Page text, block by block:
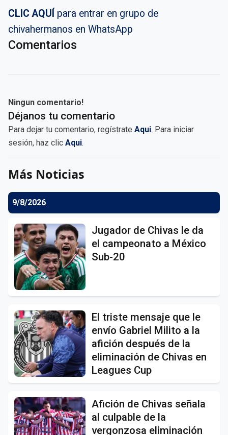
CLIC AQUÍ para entrar en grupo de
chivahermanos en WhatsApp
Comentarios
Ningun comentario!
Déjanos tu comentario
Para dejar tu comentario, regístrate Aqui. Para iniciar
sesión, haz clic Aqui.
Más Noticias
9/8/2026
Jugador de Chivas le da
el campeonato a México
Sub-20
El triste mensaje que le
envío Gabriel Milito a la
afición después de la
eliminación de Chivas en
Leagues Cup
Afición de Chivas señala
al culpable de la
vergonzosa eliminación